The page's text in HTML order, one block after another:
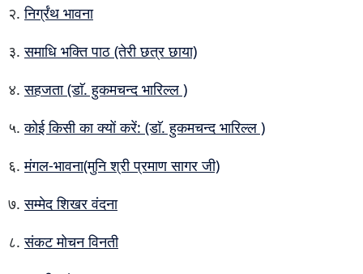
निर्ग्रंथ भावना
समाधि भक्ति पाठ (तेरी छत्र छाया)
सहजता (डाॅ. हुकमचन्द भारिल्ल )
कोई किसी का क्यों करें: (डाॅ. हुकमचन्द भारिल्ल )
मंगल-भावना(मुनि श्री प्रमाण सागर जी)
सम्मेद शिखर वंदना
संकट मोचन विनती